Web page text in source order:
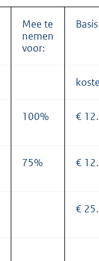
Mee te
nemen
voor:
100% €
75% €
€